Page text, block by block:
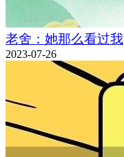
老舍：她那么看过我
2023-07-26